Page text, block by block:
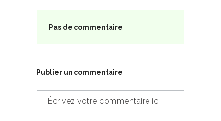
Pas de commentaire
Publier un commentaire